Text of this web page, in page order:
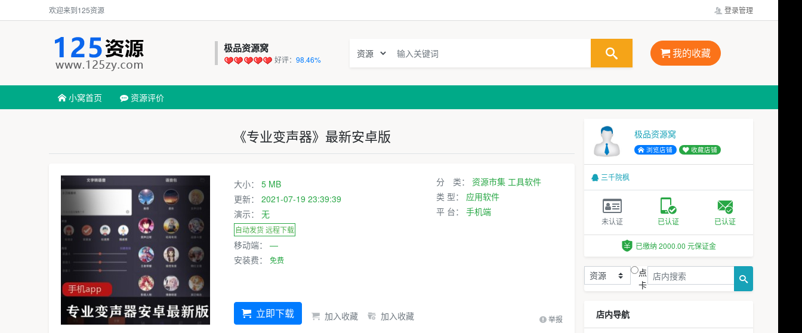
欢迎来到125资源 登录管理
极品资源窝
好评： 98.46% 我的收藏
小窝首页 资源评价
《专业变声器》最新安卓版
大小：
5 MB
更新：
2021-07-19 23:39:39
演示：
无
自动发货 远程下载
移动端：
—
安装费：
免费
分 类： 资源市集 工具软件
类 型：
应用软件
平 台：
手机端
立即下载 加入收藏 加入收藏 举报
极品资源窝
浏览店铺 收藏店铺
三千院枫
未认证 已认证 已认证
已缴纳 2000.00 元保证金
点
卡
店内导航